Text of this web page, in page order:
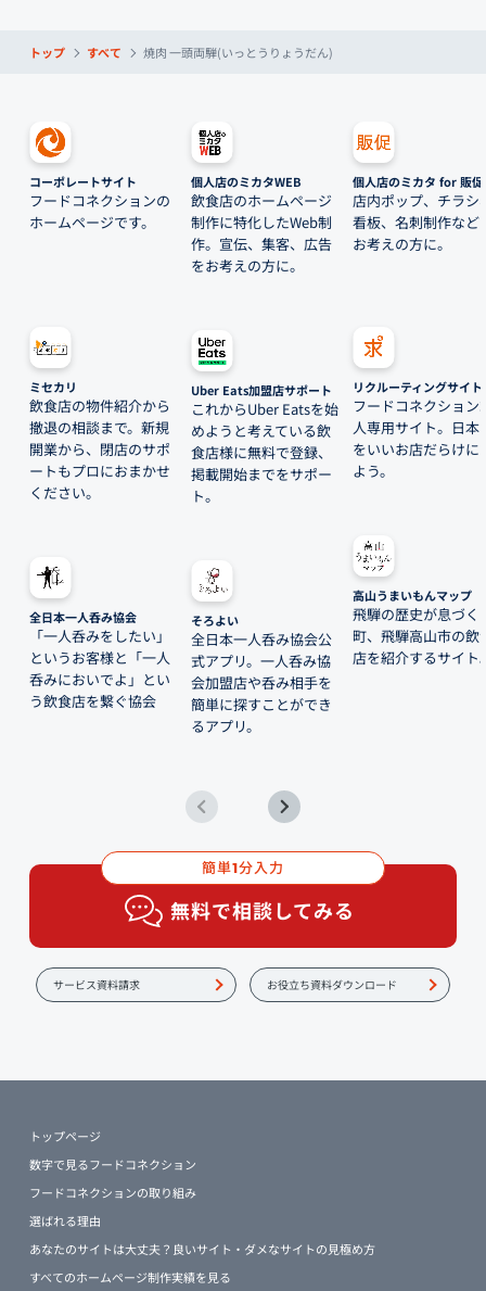
トップ すべて 焼肉 一頭両騨(いっとうりょうだん)
コーポレートサイト
フードコネクションの
ホームページです。
ミセカリ
飲食店の物件紹介から
撤退の相談まで。新規
開業から、閉店のサポ
ートもプロにおまかせ
ください。
全日本一人呑み協会
「一人呑みをしたい」
というお客様と「一人
呑みにおいでよ」とい
う飲食店を繋ぐ協会
個人店のミカタWEB
飲食店のホームページ
制作に特化したWeb制
作。宣伝、集客、広告
をお考えの方に。
Uber Eats加盟店サポート
これからUber Eatsを始
めようと考えている飲
食店様に無料で登録、
掲載開始までをサポー
ト。
そろよい
全日本一人呑み協会公
式アプリ。一人呑み協
会加盟店や呑み相手を
簡単に探すことができ
るアプリ。
個人店のミカタ for 販促
店内ポップ、チラシ
看板、名刺制作など
お考えの方に。
リクルーティングサイト
フードコネクション
人専用サイト。日本
をいいお店だらけに
よう。
高山うまいもんマップ
飛騨の歴史が息づく
町、飛騨高山市の飲
店を紹介するサイト
簡単1分入力
無料で相談してみる
サービス資料請求 お役立ち資料ダウンロード
トップページ
数字で見るフードコネクション
フードコネクションの取り組み
選ばれる理由
あなたのサイトは大丈夫？良いサイト・ダメなサイトの見極め方
すべてのホームページ制作実績を見る